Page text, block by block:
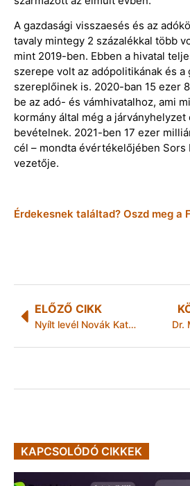
A gazdasági visszaesés és az
tavaly mintegy 2 százalékkal több
mint 2019-ben. Ebben a hivatal
szerepe volt az adópolitikának és a
szereplőinek is. 2020-ban 15 ezer
be az adó- és vámhivatalhoz, ami
kormány által még a
bevételnek. 2021-ben 17 ezer
cél – mondta évértékelőjében Sors
vezetője.
Érdekesnek találtad? Oszd meg a
ELŐZŐ CIKK
Nyílt levél Novák Katalin, családokért felelős Miniszter Asszony részére!
KAPCSOLÓDÓ CIKKEK